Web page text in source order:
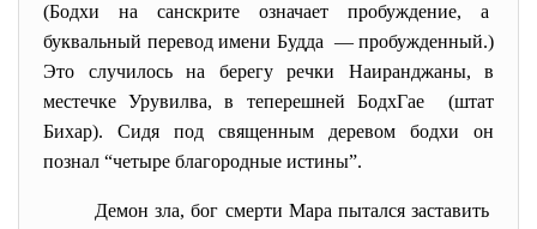
(Бодхи на санскрите означает пробуждение, а
буквальный перевод имени Будда — пробужденный.)
Это случилось на берегу речки Наиранджаны, в
местечке Урувилва, в теперешней БодхГае (штат
Бихар). Сидя под священным деревом бодхи он
познал “четыре благородные истины”.
Демон зла, бог смерти Мара пытался заставить